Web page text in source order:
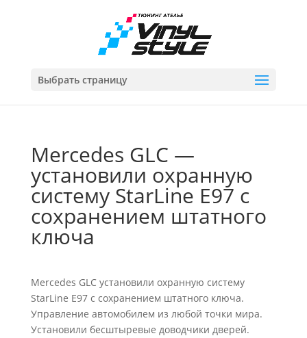
Выбрать страницу
Mercedes GLC —
установили охранную
систему StarLine E97 с
сохранением штатного
ключа
Mercedes GLC установили охранную систему
StarLine E97 с сохранением штатного ключа.
Управление автомобилем из любой точки мира.
Установили бесштыревые доводчики дверей.